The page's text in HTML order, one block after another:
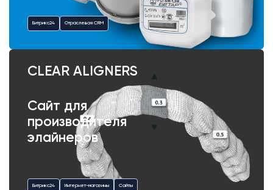
Битрикс24 Отраслевая CRM
CLEAR ALIGNERS
Сайт для
производителя
элайнеров
Битрикс24 Интернет-магазины Сайты